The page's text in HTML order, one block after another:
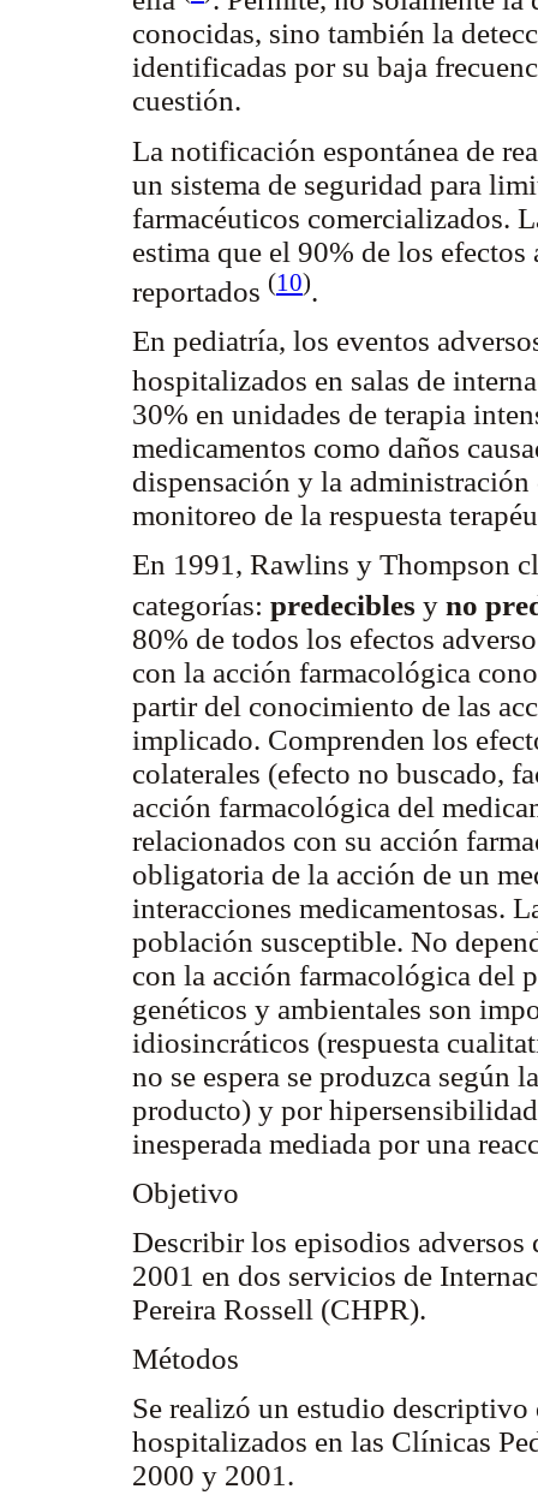
conocidas, sino también la
identificadas por su baja
cuestión.
La notificación espontánea de
un sistema de seguridad para
farmacéuticos comercializados.
estima que el 90% de los
reportados (10).
En pediatría, los eventos
hospitalizados en salas de
30% en unidades de terapia
medicamentos como daños
dispensación y la administración
monitoreo de la respuesta
En 1991, Rawlins y Thompson
categorías: predecibles y no
80% de todos los efectos
con la acción farmacológica
partir del conocimiento de las
implicado. Comprenden los
colaterales (efecto no buscado,
acción farmacológica del
relacionados con su acción
obligatoria de la acción de un
interacciones medicamentosas.
población susceptible. No
con la acción farmacológica del
genéticos y ambientales son
idiosincráticos (respuesta
no se espera se produzca según
producto) y por
inesperada mediada por una
Objetivo
Describir los episodios
2001 en dos servicios de
Pereira Rossell (CHPR).
Métodos
Se realizó un estudio
hospitalizados en las Clínicas
2000 y 2001.